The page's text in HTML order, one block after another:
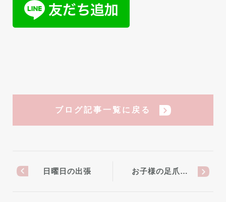
ブログ記事一覧に戻る
日曜日の出張 お子様の足爪…